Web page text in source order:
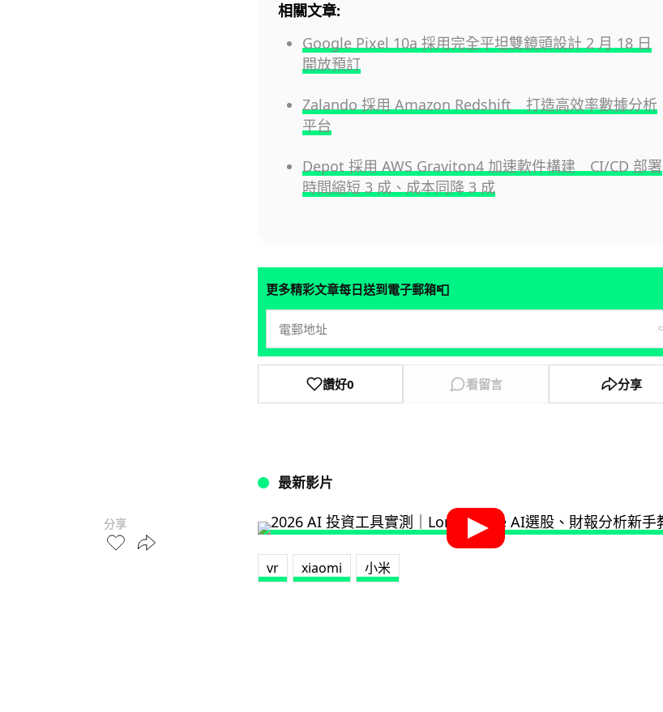
分享
相關文章:
Google Pixel 10a 採用完全平坦雙鏡頭設計 2 月 18 日
開放預訂
Zalando 採用 Amazon Redshift 打造高效率數據分析
平台
Depot 採用 AWS Graviton4 加速軟件構建 CI/CD 部署
時間縮短 3 成、成本同降 3 成
更多精彩文章每日送到電子郵箱📮
讚好0 看留言 分享
最新影片
vr xiaomi 小米